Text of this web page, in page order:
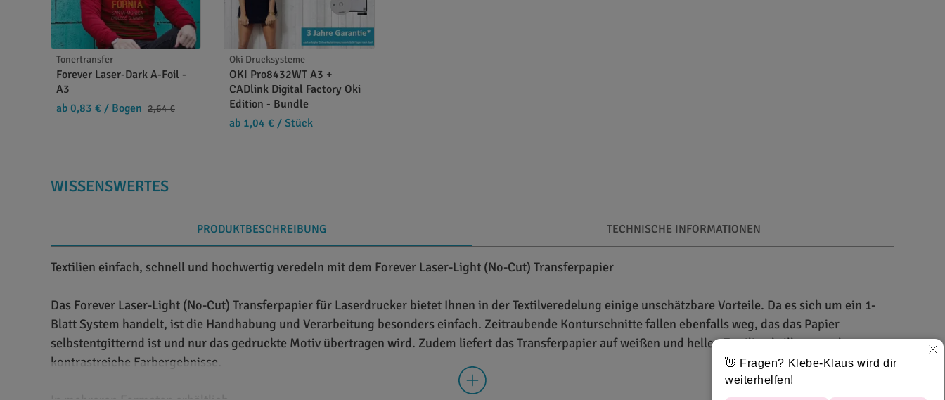
Tonertransfer
Forever Laser-Dark A-Foil -
A3
ab 0,83 € / Bogen 2,64 €
Oki Drucksysteme
OKI Pro8432WT A3 +
CADlink Digital Factory Oki
Edition - Bundle
ab 1,04 € / Stück
WISSENSWERTES
PRODUKTBESCHREIBUNG TECHNISCHE INFORMATIONEN
Textilien einfach, schnell und hochwertig veredeln mit dem Forever Laser-Light (No-Cut) Transferpapier
Das Forever Laser-Light (No-Cut) Transferpapier für Laserdrucker bietet Ihnen in der Textilveredelung einige unschätzbare Vorteile. Da es sich um ein 1-
Blatt System handelt, ist die Handhabung und Verarbeitung besonders einfach. Zeitraubende Konturschnitte fallen ebenfalls weg, das das Papier
selbstentgitternd ist und nur das gedruckte Motiv übertragen wird. Zudem liefert das Transferpapier auf weißen und hellen Textilien brillante und
kontrastreiche Farbergebnisse.